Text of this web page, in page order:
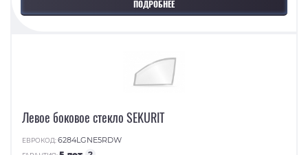
ПОДРОБНЕЕ
Левое боковое стекло SEKURIT
ЕВРОКОД:6284LGNE5RDW